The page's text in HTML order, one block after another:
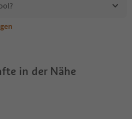
Hotel Solvie erlaubt?
Solvie?
Südtirol
in der Nähe